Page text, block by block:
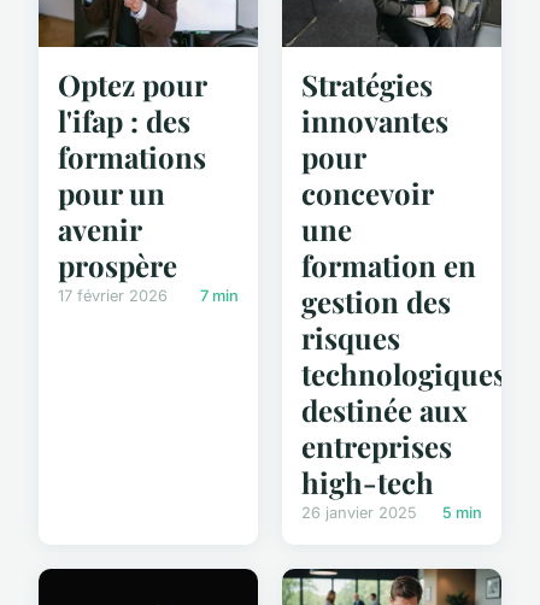
Optez pour
l'ifap : des
formations
pour un
avenir
prospère
17 février 2026 7 min
Stratégies
innovantes
pour
concevoir
une
formation en
gestion des
risques
technologiques
destinée aux
entreprises
high-tech
26 janvier 2025 5 min